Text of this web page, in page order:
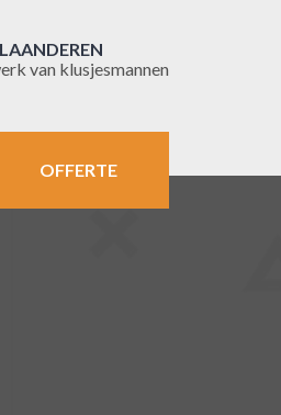
van klusjesmannen
OFFERTE